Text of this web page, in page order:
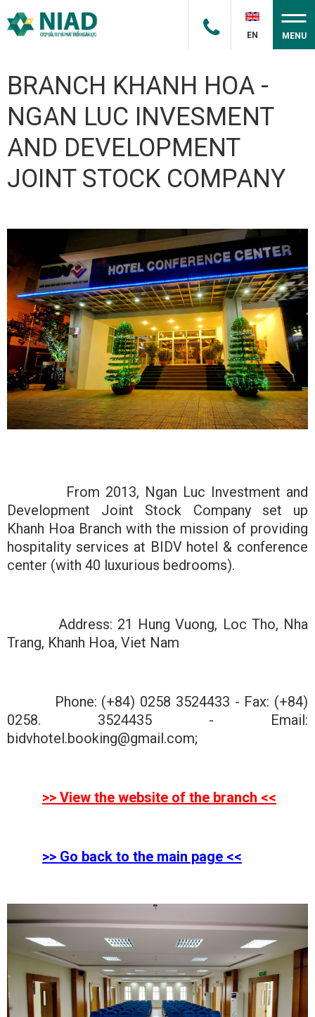
EN MENU
BRANCH KHANH HOA -
NGAN LUC INVESMENT
AND DEVELOPMENT
JOINT STOCK COMPANY
From 2013, Ngan Luc Investment and
Development Joint Stock Company set up
Khanh Hoa Branch with the mission of providing
hospitality services at BIDV hotel & conference
center (with 40 luxurious bedrooms).
Address: 21 Hung Vuong, Loc Tho, Nha
Trang, Khanh Hoa, Viet Nam
Phone: (+84) 0258 3524433 - Fax: (+84)
0258. 3524435 - Email:
bidvhotel.booking@gmail.com;
>> View the website of the branch <<
>> Go back to the main page <<